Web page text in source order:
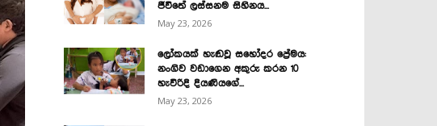
ජීවිතේ ලස්සනම සිහිනය...
May 23, 2026
ලෝකයක් හැඬවූ සහෝදර ප්‍රේමය:
නංගිව වඩාගෙන අකුරු කරන 10
හැවිරිදි දියණියගේ...
May 23, 2026